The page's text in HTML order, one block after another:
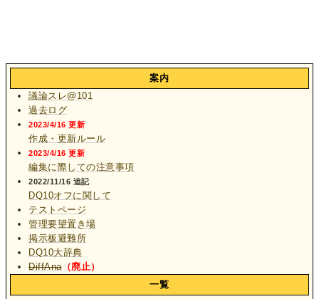
案内
議論スレ@101
過去ログ
2023/4/16 更新
作成・更新ルール
2023/4/16 更新
編集に際しての注意事項
2022/11/16 追記
DQ10オフに関して
テストページ
管理要望置き場
掲示板避難所
DQ10大辞典
DiffAna（廃止）
一覧